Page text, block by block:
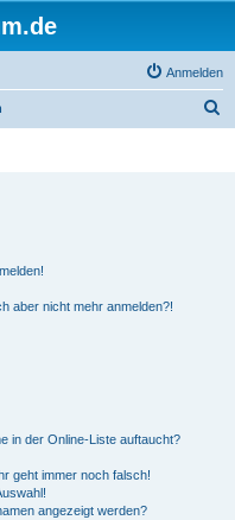
Anmelden
aber nicht mehr anmelden?!
in der Online-Liste auftaucht?
geht immer noch falsch!
angezeigt werden?